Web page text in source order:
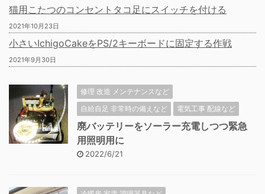
猫用こたつのコンセントタコ足にスイッチを付ける
2021年10月23日
小さいIchigoCakeをPS/2キーボードに固定する作戦
2021年9月30日
修理 改造 メンテナンスなど
自給自足 非常時の備えなど
電気工事 配線など
廃バッテリーをソーラー充電しつつ緊急
用照明用に
2022/6/21